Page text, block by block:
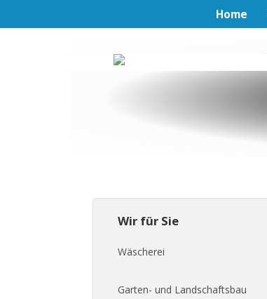
Home
Wir für Sie
Wäscherei
Garten- und Landschaftsbau